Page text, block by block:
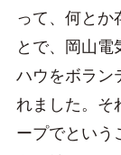
って、何とか
とで、岡山電
ハウをボラン
れました。そ
ープでという